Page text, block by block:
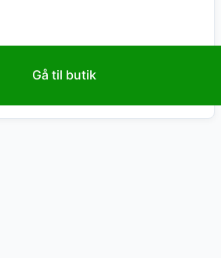
Gå til butik